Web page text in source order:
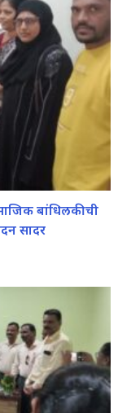
बांधिलकीची
सादर